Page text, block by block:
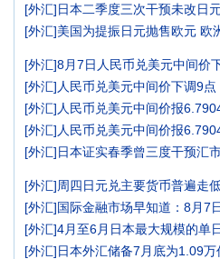
[外汇]日本二季度三次干预未改日
[外汇]美国为提振日元抛售欧元 欧
[外汇]8月7日人民币兑美元中间价
[外汇] 人民币兑美元中间价下调9点
[外汇] 人民币兑美元中间价报
[外汇] 人民币兑美元中间价报
[外汇]日本证实春季曾三度干预汇
[外汇]周四日元兑主要货币普遍走
[外汇]国际金融市场早知道：8月7
[外汇]4月至6月日本最大规模的单
[外汇]日本外汇储备7月底为1.09